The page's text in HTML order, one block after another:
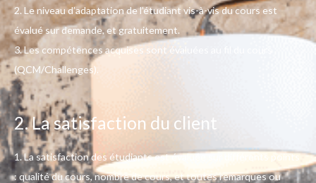
2. Le niveau d’adaptation de l’étudiant vis-à-vis du cours est
évalué sur demande, et gratuitement.
3. Les compétences acquises sont évaluées au fil du cours
(QCM/Challenges).
2. La satisfaction du client
1. La satisfaction des étudiants est évaluée sur différents points
: qualité du cours, nombre de cours, et toutes remarques ou